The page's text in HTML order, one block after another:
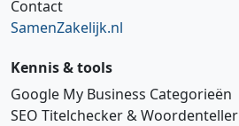
Contact
SamenZakelijk.nl
Kennis & tools
Google My Business Categorieën
SEO Titelchecker & Woordenteller